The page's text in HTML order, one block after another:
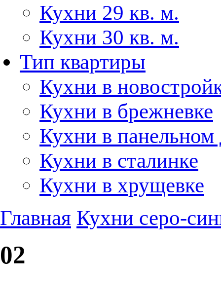
Кухни 29 кв. м.
Кухни 30 кв. м.
Тип квартиры
Кухни в
Кухни в брежневке
Кухни в панельном
Кухни в сталинке
Кухни в хрущевке
Главная Кухни серо-
02